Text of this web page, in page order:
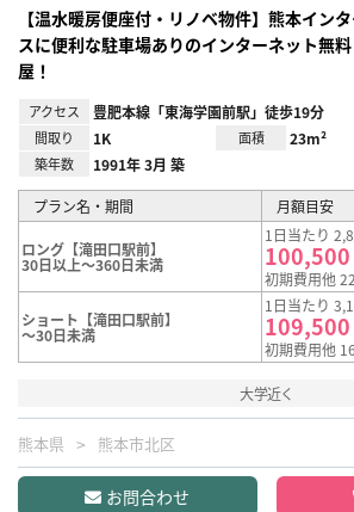
【温水暖房便座付・リノベ物件】熊本イン
スに便利な駐車場ありのインターネット無
屋！
アクセス 豊肥本線「東海学園前駅」徒歩19分
間取り 1K 面積 23m²
築年数 1991年 3月 築
プラン名・期間 月額目安
ロング【滝田口駅前】
30日以上～360日未満
1日当たり
100,500
初期費用他
ショート【滝田口駅前】
～30日未満
1日当たり
109,500
初期費用他
大学近く
熊本県 熊本市北区
お問合わせ